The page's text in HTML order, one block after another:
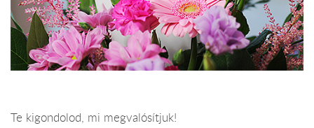
Te kigondolod, mi megvalósítjuk!